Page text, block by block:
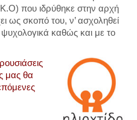
που ιδρύθηκε στην αρχή
ως σκοπό του, ν’ ασχοληθεί
ψυχολογικά καθώς και με το
μας θα